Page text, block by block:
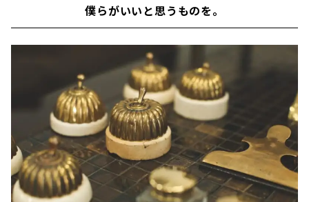
僕らがいいと思うものを。